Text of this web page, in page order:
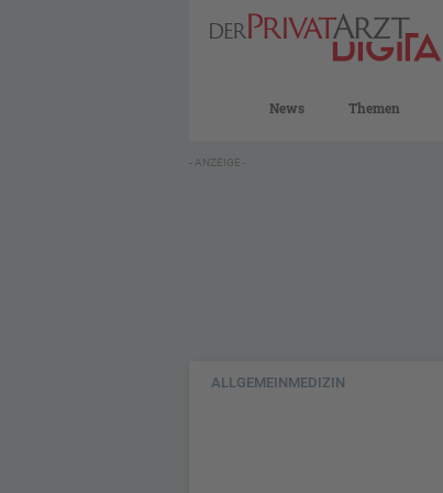
News Themen
- ANZEIGE -
ALLGEMEINMEDIZIN